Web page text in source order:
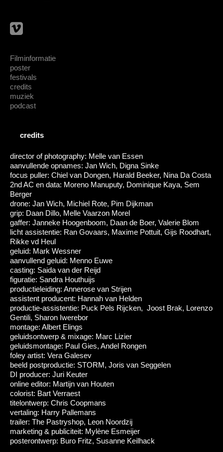
Filminformatie
poster
festivals
credits
muziek
podcast
credits
director of photography: Melle van Essen
aanvullende opnames: Jan Wich, Digna Sinke
focus puller: Chiel van Dongen, Harald Beeker, Nina Da Costa
2nd AC en data: Moreno Manuputy, Dominique Kaya, Sem
Berger
drone: Jan Wich, Michiel Rote, Pim Dijkman
grip: Daan Dillo, Melle Vaarzon Morel
gaffer: Janneke Hoogenboom, Daan de Boer, Valerie Blom
licht assistentie: Ran Govaars, Maxime Pottuit, Gijs Roodhart,
Rikke vd Heul
geluid: Mark Wessner
aanvullend geluid: Menno Euwe
casting: Saida van der Reijd
figuratie: Sandra Houthuijs
productieleiding: Annerose van Strijen
assistent producent: Hannah van Helden
productie-assistentie: Puck Pels Rijcken, Joost Brak, Lorenzo
Gentili, Sharon Iwerebor
montage: Albert Elings
geluidsontwerp & mixage: Marc Lizier
geluidsmontage: Paul Gies, Andel Rongen
foley artist: Vera Galesev
beeld postproductie: STORM, Joris van Seggelen
DI producer: Juri Keuter
online editor: Martijn van Houten
colorist: Bart Verraest
titelontwerp: Chris Coopmans
vertaling: Harry Pallemans
trailer: The Pastryshop, Leon Noordzij
marketing & publiciteit: Mylène Esmeijer
posterontwerp: Buro Fritz, Susanne Keilhack